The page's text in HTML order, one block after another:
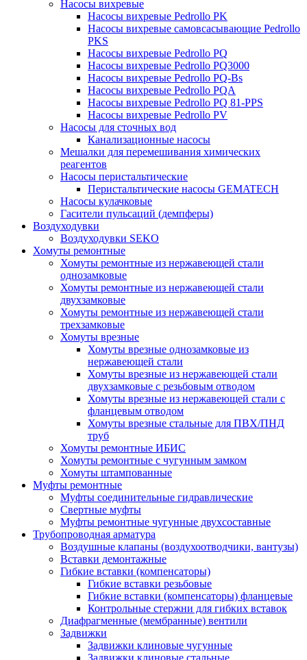
Насосы вихревые
Насосы вихревые Pedrollo PK
Насосы вихревые самовсасывающие Pedrollo
PKS
Насосы вихревые Pedrollo PQ
Насосы вихревые Pedrollo PQ3000
Насосы вихревые Pedrollo PQ-Bs
Насосы вихревые Pedrollo PQA
Насосы вихревые Pedrollo PQ 81-PPS
Насосы вихревые Pedrollo PV
Насосы для сточных вод
Канализационные насосы
Мешалки для перемешивания химических
реагентов
Насосы перистальтические
Перистальтические насосы GEMATECH
Насосы кулачковые
Гасители пульсаций (демпферы)
Воздуходувки
Воздуходувки SEKO
Хомуты ремонтные
Хомуты ремонтные из нержавеющей стали
однозамковые
Хомуты ремонтные из нержавеющей стали
двухзамковые
Хомуты ремонтные из нержавеющей стали
трехзамковые
Хомуты врезные
Хомуты врезные однозамковые из
нержавеющей стали
Хомуты врезные из нержавеющей стали
двухзамковые с резьбовым отводом
Хомуты врезные из нержавеющей стали с
фланцевым отводом
Хомуты врезные стальные для ПВХ/ПНД
труб
Хомуты ремонтные ИБИС
Хомуты ремонтные с чугунным замком
Хомуты штампованные
Муфты ремонтные
Муфты соединительные гидравлические
Свертные муфты
Муфты ремонтные чугунные двухсоставные
Трубопроводная арматура
Воздушные клапаны (воздухоотводчики, вантузы)
Вставки демонтажные
Гибкие вставки (компенсаторы)
Гибкие вставки резьбовые
Гибкие вставки (компенсаторы) фланцевые
Контрольные стержни для гибких вставок
Диафрагменные (мембранные) вентили
Задвижки
Задвижки клиновые чугунные
Задвижки клиновые стальные